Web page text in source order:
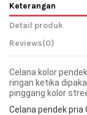
Keterangan
Detail produk
Reviews(0)
Celana kolor
ringan ketika
pinggang kolor
Celana pendek